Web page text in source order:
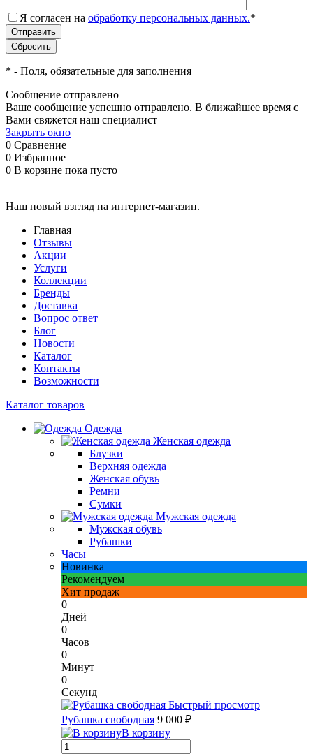
Я согласен на обработку персональных данных.*
* - Поля, обязательные для заполнения
Сообщение отправлено
Ваше сообщение успешно отправлено. В ближайшее время с
Вами свяжется наш специалист
Закрыть окно
0 Сравнение
0 Избранное
0 В корзине пока пусто
Наш новый взгляд на интернет-магазин.
Главная
Отзывы
Акции
Услуги
Коллекции
Бренды
Доставка
Вопрос ответ
Блог
Новости
Каталог
Контакты
Возможности
Каталог товаров
Одежда
Женская одежда
Блузки
Верхняя одежда
Женская обувь
Ремни
Сумки
Мужская одежда
Мужская обувь
Рубашки
Часы
Новинка
Рекомендуем
Хит продаж
0
Дней
0
Часов
0
Минут
0
Секунд
Быстрый просмотр
Рубашка свободная 9 000 ₽
В корзину